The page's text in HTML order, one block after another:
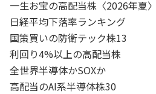
一生お宝の高配当株〈2026年夏〉
日経平均下落率ランキング
国策買いの防衛テック株13
利回り4%以上の高配当株
全世界半導体かSOXか
高配当のAI系半導体株30